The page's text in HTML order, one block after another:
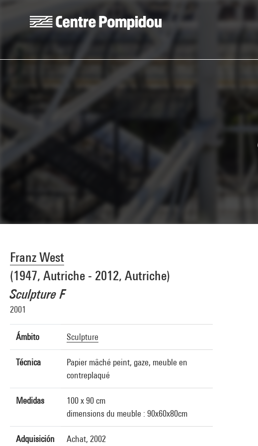
Franz West
(1947, Autriche - 2012, Autriche)
Sculpture F
2001
Ámbito Sculpture
Técnica
Papier mâché peint, gaze, meuble en
contreplaqué
Medidas
100 x 90 cm
dimensions du meuble : 90x60x80cm
Adquisición Achat, 2002